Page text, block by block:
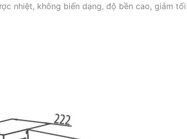
nhiệt, không biến dạng, độ bền cao, giảm tối